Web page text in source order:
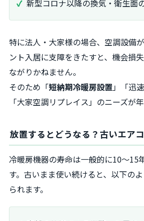
新型コロナ以降の換気・衛生面
特に法人・大家様の場合、空調設備
ント入居に支障をきたすと、機会損
ながりかねません。
そのため「短納期冷暖房設置」「迅
「大家空調リプレイス」のニーズが
放置するとどうなる？古いエア
冷暖房機器の寿命は一般的に10～15
す。古いまま使い続けると、以下の
られます。